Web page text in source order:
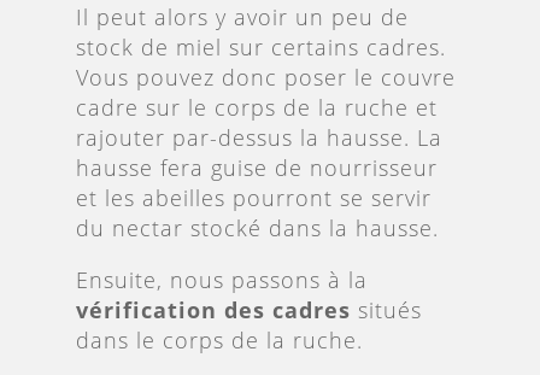
Il peut alors y avoir un peu de
stock de miel sur certains cadres.
Vous pouvez donc poser le couvre
cadre sur le corps de la ruche et
rajouter par-dessus la hausse. La
hausse fera guise de nourrisseur
et les abeilles pourront se servir
du nectar stocké dans la hausse.
Ensuite, nous passons à la
vérification des cadres situés
dans le corps de la ruche.